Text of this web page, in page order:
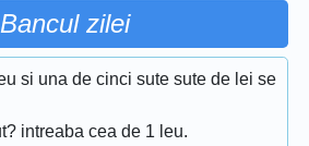
Bancul zilei
si una de cinci sute sute de lei se
intreaba cea de 1 leu.